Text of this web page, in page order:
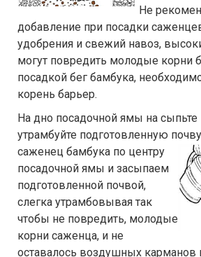
Не
добавление при посадки
удобрения и свежий навоз,
могут повредить молодые корни
посадкой бег бамбука,
корень барьер.
На дно посадочной ямы на сыпьте
утрамбуйте подготовленную
саженец бамбука по центру
посадочной ямы и засыпаем
подготовленной почвой,
слегка утрамбовывая так
чтобы не повредить, молодые
корни саженца, и не
оставалось воздушных карманов